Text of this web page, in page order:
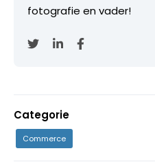
fotografie en vader!
Categorie
Commerce